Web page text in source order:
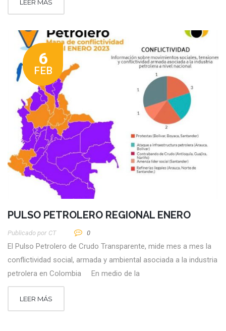
LEER MÁS
6
FEB
PULSO PETROLERO REGIONAL ENERO
Publicado por CT 0
El Pulso Petrolero de Crudo Transparente, mide mes a mes la
conflictividad social, armada y ambiental asociada a la industria
petrolera en Colombia En medio de la
LEER MÁS